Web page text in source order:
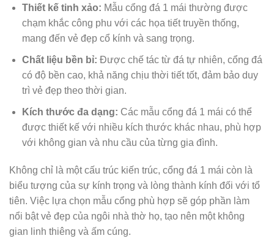
Thiết kế tinh xảo: Mẫu cổng đá 1 mái thường được
chạm khắc công phu với các họa tiết truyền thống,
mang đến vẻ đẹp cổ kính và sang trọng.
Chất liệu bền bỉ: Được chế tác từ đá tự nhiên, cổng đá
có độ bền cao, khả năng chịu thời tiết tốt, đảm bảo duy
trì vẻ đẹp theo thời gian.
Kích thước đa dạng: Các mẫu cổng đá 1 mái có thể
được thiết kế với nhiều kích thước khác nhau, phù hợp
với không gian và nhu cầu của từng gia đình.
Không chỉ là một cấu trúc kiến trúc, cổng đá 1 mái còn là
biểu tượng của sự kính trọng và lòng thành kính đối với tổ
tiên. Việc lựa chọn mẫu cổng phù hợp sẽ góp phần làm
nổi bật vẻ đẹp của ngôi nhà thờ họ, tạo nên một không
gian linh thiêng và ấm cúng.